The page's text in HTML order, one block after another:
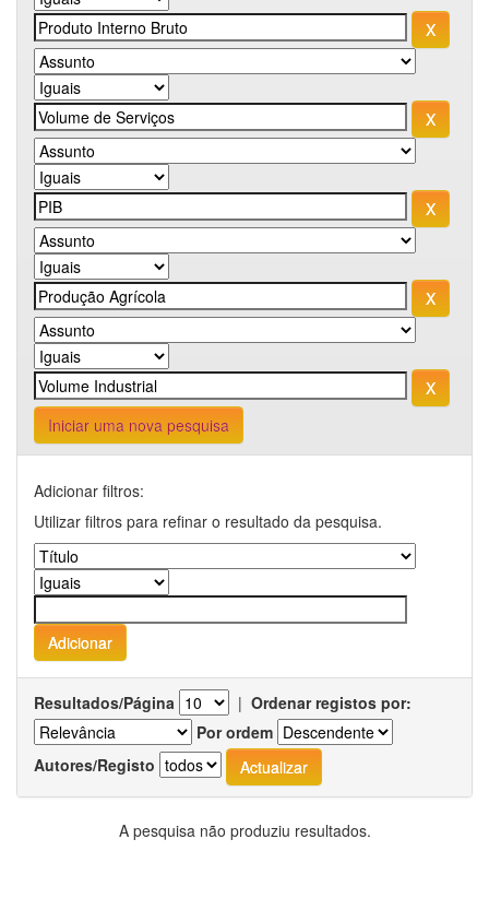
Iniciar uma nova pesquisa
Adicionar filtros:
Utilizar filtros para refinar o resultado da pesquisa.
Resultados/Página | Ordenar registos por:
Por ordem
Autores/Registo
A pesquisa não produziu resultados.